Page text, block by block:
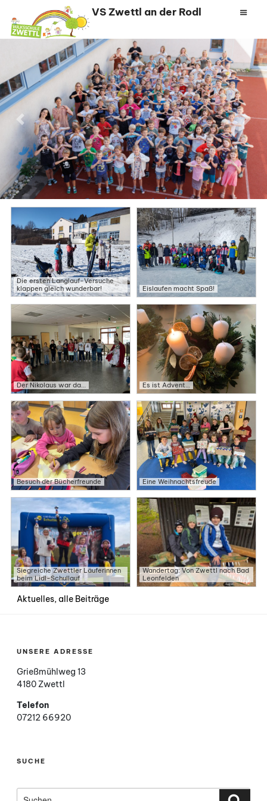
Inhalt
springen
VS Zwettl an der Rodl
Previous Next
Die ersten Langlauf-Versuche
klappen gleich wunderbar!
Eislaufen macht Spaß!
Der Nikolaus war da… Es ist Advent…
Besuch der Bücherfreunde Eine Weihnachtsfreude
Siegreiche Zwettler Läuferinnen
beim Lidl-Schullauf
Wandertag: Von Zwettl nach Bad
Leonfelden
Aktuelles, alle Beiträge
UNSERE ADRESSE
Grießmühlweg 13
4180 Zwettl
Telefon
07212 66920
SUCHE
Suchen
nach: